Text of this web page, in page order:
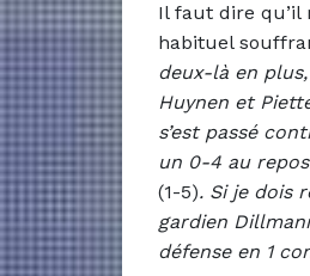
Il faut dire
habituel
deux-là en
Huynen et
s’est passé
un 0-4 au
(1-5). Si je dois
gardien
défense en 1